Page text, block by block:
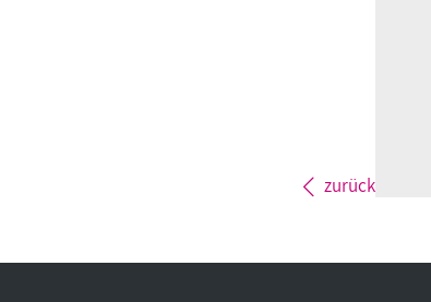
zurück